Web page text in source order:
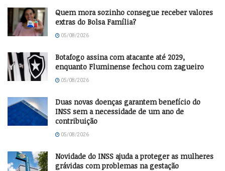
Quem mora sozinho consegue receber valores
extras do Bolsa Família?
05/08/2026
Botafogo assina com atacante até 2029,
enquanto Fluminense fechou com zagueiro
05/08/2026
Duas novas doenças garantem benefício do
INSS sem a necessidade de um ano de
contribuição
05/08/2026
Novidade do INSS ajuda a proteger as mulheres
grávidas com problemas na gestação